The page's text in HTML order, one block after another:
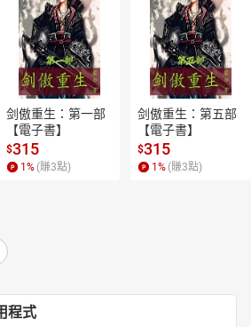
剑傲重生：第一部
【電子書】
$315
1 % (賺3點)
剑傲重生：第五部
【電子書】
$315
1 % (賺3點)
程式